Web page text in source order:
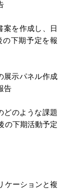
を作成し、日
の下期予定を報
示パネル作成
告
のような課題
の下期活動予定
ケーションと複